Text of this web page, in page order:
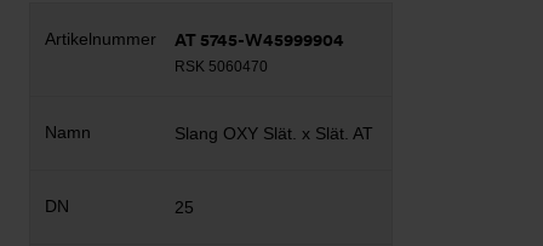
AT 5745-W45999904
RSK 5060470
Slang OXY Slät. x Slät. AT
25